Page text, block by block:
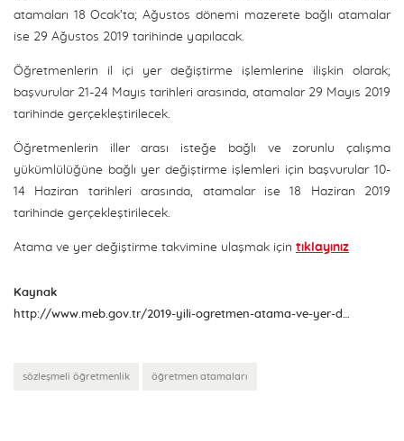
atamaları 18 Ocak’ta; Ağustos dönemi mazerete bağlı atamalar
ise 29 Ağustos 2019 tarihinde yapılacak.
Öğretmenlerin il içi yer değiştirme işlemlerine ilişkin olarak;
başvurular 21-24 Mayıs tarihleri arasında, atamalar 29 Mayıs 2019
tarihinde gerçekleştirilecek.
Öğretmenlerin iller arası isteğe bağlı ve zorunlu çalışma
yükümlülüğüne bağlı yer değiştirme işlemleri için başvurular 10-
14 Haziran tarihleri arasında, atamalar ise 18 Haziran 2019
tarihinde gerçekleştirilecek.
Atama ve yer değiştirme takvimine ulaşmak için tıklayınız
Kaynak
http://www.meb.gov.tr/2019-yili-ogretmen-atama-ve-yer-degistirme-takvimi-aciklandi/haber/17347/tr
sözleşmeli öğretmenlik öğretmen atamaları